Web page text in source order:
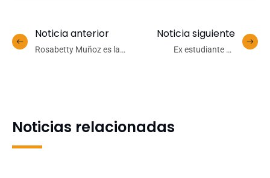
Noticia anterior
Rosabetty Muñoz es la
Noticia siguiente
Ex estudiante de
Noticias relacionadas